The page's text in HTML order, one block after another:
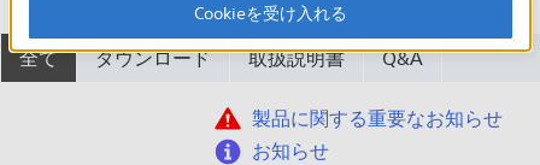
全て ダウンロード 取扱説明書 Q&A
製品に関する重要なお知らせ
お知らせ
Cookieを受け入れる